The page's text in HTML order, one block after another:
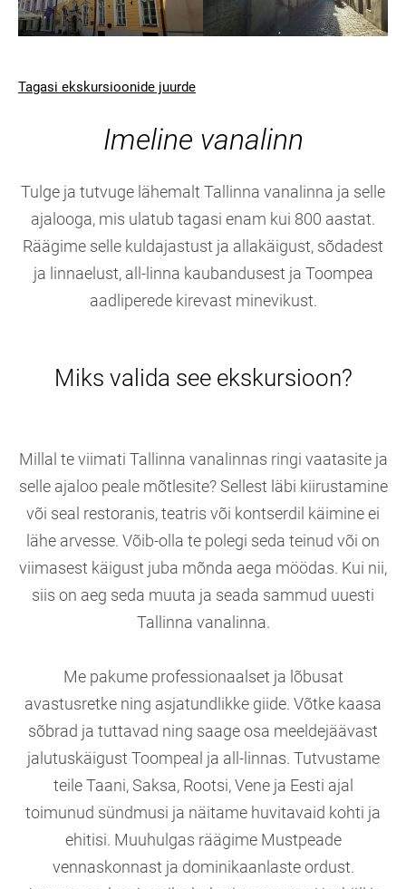
Tagasi ekskursioonide juurde
Imeline vanalinn
Tulge ja tutvuge lähemalt Tallinna vanalinna ja selle
ajalooga, mis ulatub tagasi enam kui 800 aastat.
Räägime selle kuldajastust ja allakäigust, sõdadest
ja linnaelust, all-linna kaubandusest ja Toompea
aadliperede kirevast minevikust.
Miks valida see ekskursioon?
Millal te viimati Tallinna vanalinnas ringi vaatasite ja
selle ajaloo peale mõtlesite? Sellest läbi kiirustamine
või seal restoranis, teatris või kontserdil käimine ei
lähe arvesse. Võib-olla te polegi seda teinud või on
viimasest käigust juba mõnda aega möödas. Kui nii,
siis on aeg seda muuta ja seada sammud uuesti
Tallinna vanalinna.
Me pakume professionaalset ja lõbusat
avastusretke ning asjatundlikke giide. Võtke kaasa
sõbrad ja tuttavad ning saage osa meeldejäävast
jalutuskäigust Toompeal ja all-linnas. Tutvustame
teile Taani, Saksa, Rootsi, Vene ja Eesti ajal
toimunud sündmusi ja näitame huvitavaid kohti ja
ehitisi. Muuhulgas räägime Mustpeade
vennaskonnast ja dominikaanlaste ordust.